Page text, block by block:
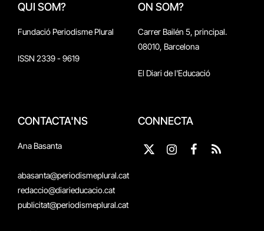
QUI SOM?
Fundació Periodisme Plural
ISSN 2339 - 9619
ON SOM?
Carrer Bailén 5, principal.
08010, Barcelona
El Diari de l'Educació
CONTACTA'NS
Ana Basanta
abasanta@periodismeplural.cat
redaccio@diarieducacio.cat
publicitat@periodismeplural.cat
CONNECTA
X
Instagram
Facebook
RSS